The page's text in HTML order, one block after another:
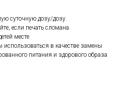
суточную дозу/дозу.
если печать сломана.
месте
в качестве замены
питания и здорового образа